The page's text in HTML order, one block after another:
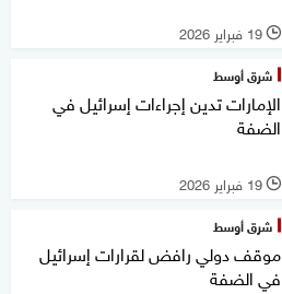
l 19 فبراير 2026
شرق أوسط
الإمارات تدين إجراءات إسرائيل في
الضفة
l 19 فبراير 2026
شرق أوسط
موقف دولي رافض لقرارات إسرائيل
في الضفة